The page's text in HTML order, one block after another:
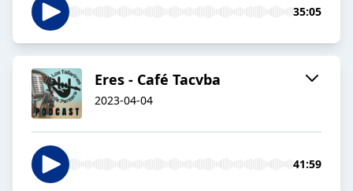
35:05
Eres - Café Tacvba
2023-04-04
41:59